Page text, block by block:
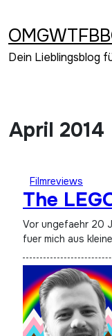
springen
Dein Lieblingsblog
April 2014
Filmreviews
The
Vor ungefaehr 20 Jahren, als ich 6 war, bestand die Welt
fuer mich aus